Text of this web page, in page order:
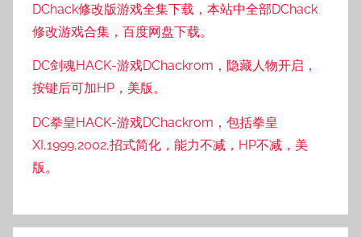
DChack修改版游戏全集下载，本站中全部DChack
修改游戏合集，百度网盘下载。
DC剑魂HACK-游戏DChackrom，隐藏人物开启，
按键后可加HP，美版。
DC拳皇HACK-游戏DChackrom，包括拳皇
XI,1999,2002,招式简化，能力不减，HP不减，美
版。